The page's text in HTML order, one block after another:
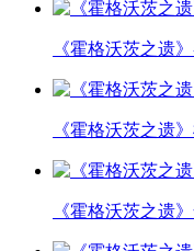
《霍格沃茨之遗
《霍格沃茨之遗
《霍格沃茨之遗